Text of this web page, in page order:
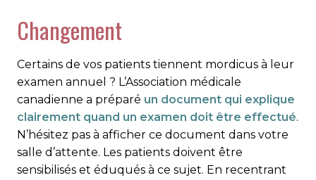
Changement
Certains de vos patients tiennent mordicus à leur
examen annuel ? L’Association médicale
canadienne a préparé un document qui explique
clairement quand un examen doit être ef­fec­tué.
N’hésitez pas à afficher ce document dans votre
salle d’attente. Les patients doivent être
sensibilisés et éduqués à ce sujet. En recentrant